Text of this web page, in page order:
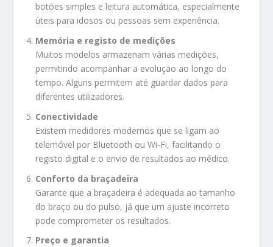
botões simples e leitura automática, especialmente
úteis para idosos ou pessoas sem experiência.
Memória e registo de medições
Muitos modelos armazenam várias medições,
permitindo acompanhar a evolução ao longo do
tempo. Alguns permitem até guardar dados para
diferentes utilizadores.
Conectividade
Existem medidores modernos que se ligam ao
telemóvel por Bluetooth ou Wi-Fi, facilitando o
registo digital e o envio de resultados ao médico.
Conforto da braçadeira
Garante que a braçadeira é adequada ao tamanho
do braço ou do pulso, já que um ajuste incorreto
pode comprometer os resultados.
Preço e garantia